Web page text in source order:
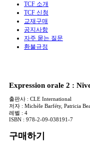
TCF 소개
TCF 신청
교재구매
공지사항
자주 묻는 질문
환불규정
Expression orale 2 :
출판사 : CLE International
저자 : Michèle Barféty, Patricia
레벨 : 4
ISBN : 978-2-09-038191-7
구매하기